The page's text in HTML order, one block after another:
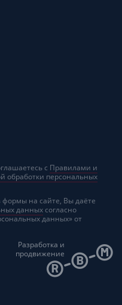
с Правилами и
обработки персональных
на сайте, Вы даёте
данныхсогласно
данных» от
Разработка и
продвижение